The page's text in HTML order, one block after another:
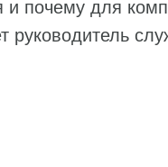
и почему для
руководитель